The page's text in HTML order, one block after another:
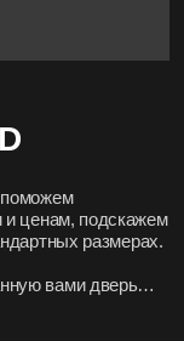
размерах.
вами дверь